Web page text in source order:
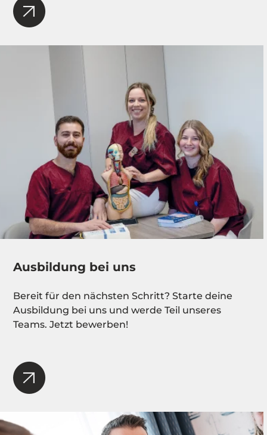
Ausbildung bei uns
Bereit für den nächsten Schritt? Starte deine
Ausbildung bei uns und werde Teil unseres
Teams. Jetzt bewerben!